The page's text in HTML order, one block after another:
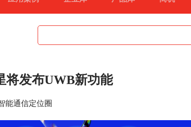
将发布UWB新功能
能通信定位圈